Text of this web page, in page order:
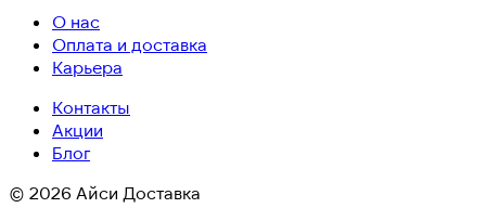
О нас
Оплата и доставка
Карьера
Контакты
Акции
Блог
© 2026 Айси Доставка